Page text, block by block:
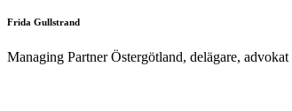
Frida Gullstrand
Managing Partner Östergötland, delägare,